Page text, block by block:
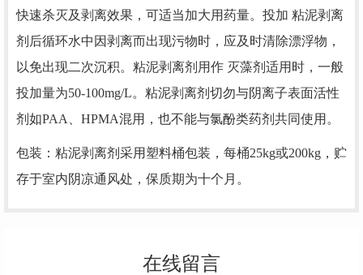
快速杀灭及剥离效果，可适当加大用药量。投加 粘泥剥离
剂后循环水中因剥离而出现污物时，应及时清除漂浮物，
以免出现二次沉积。粘泥剥离剂用作 灭藻剂适用时，一般
投加量为50-100mg/L。粘泥剥离剂切勿与阴离子表面活性
剂如PAA、HPMA混用，也不能与氯酚类药剂共同使用。
包装：粘泥剥离剂采用塑料桶包装，每桶25kg或200kg，贮
存于室内阴凉通风处，保质期为十个月。
在线留言